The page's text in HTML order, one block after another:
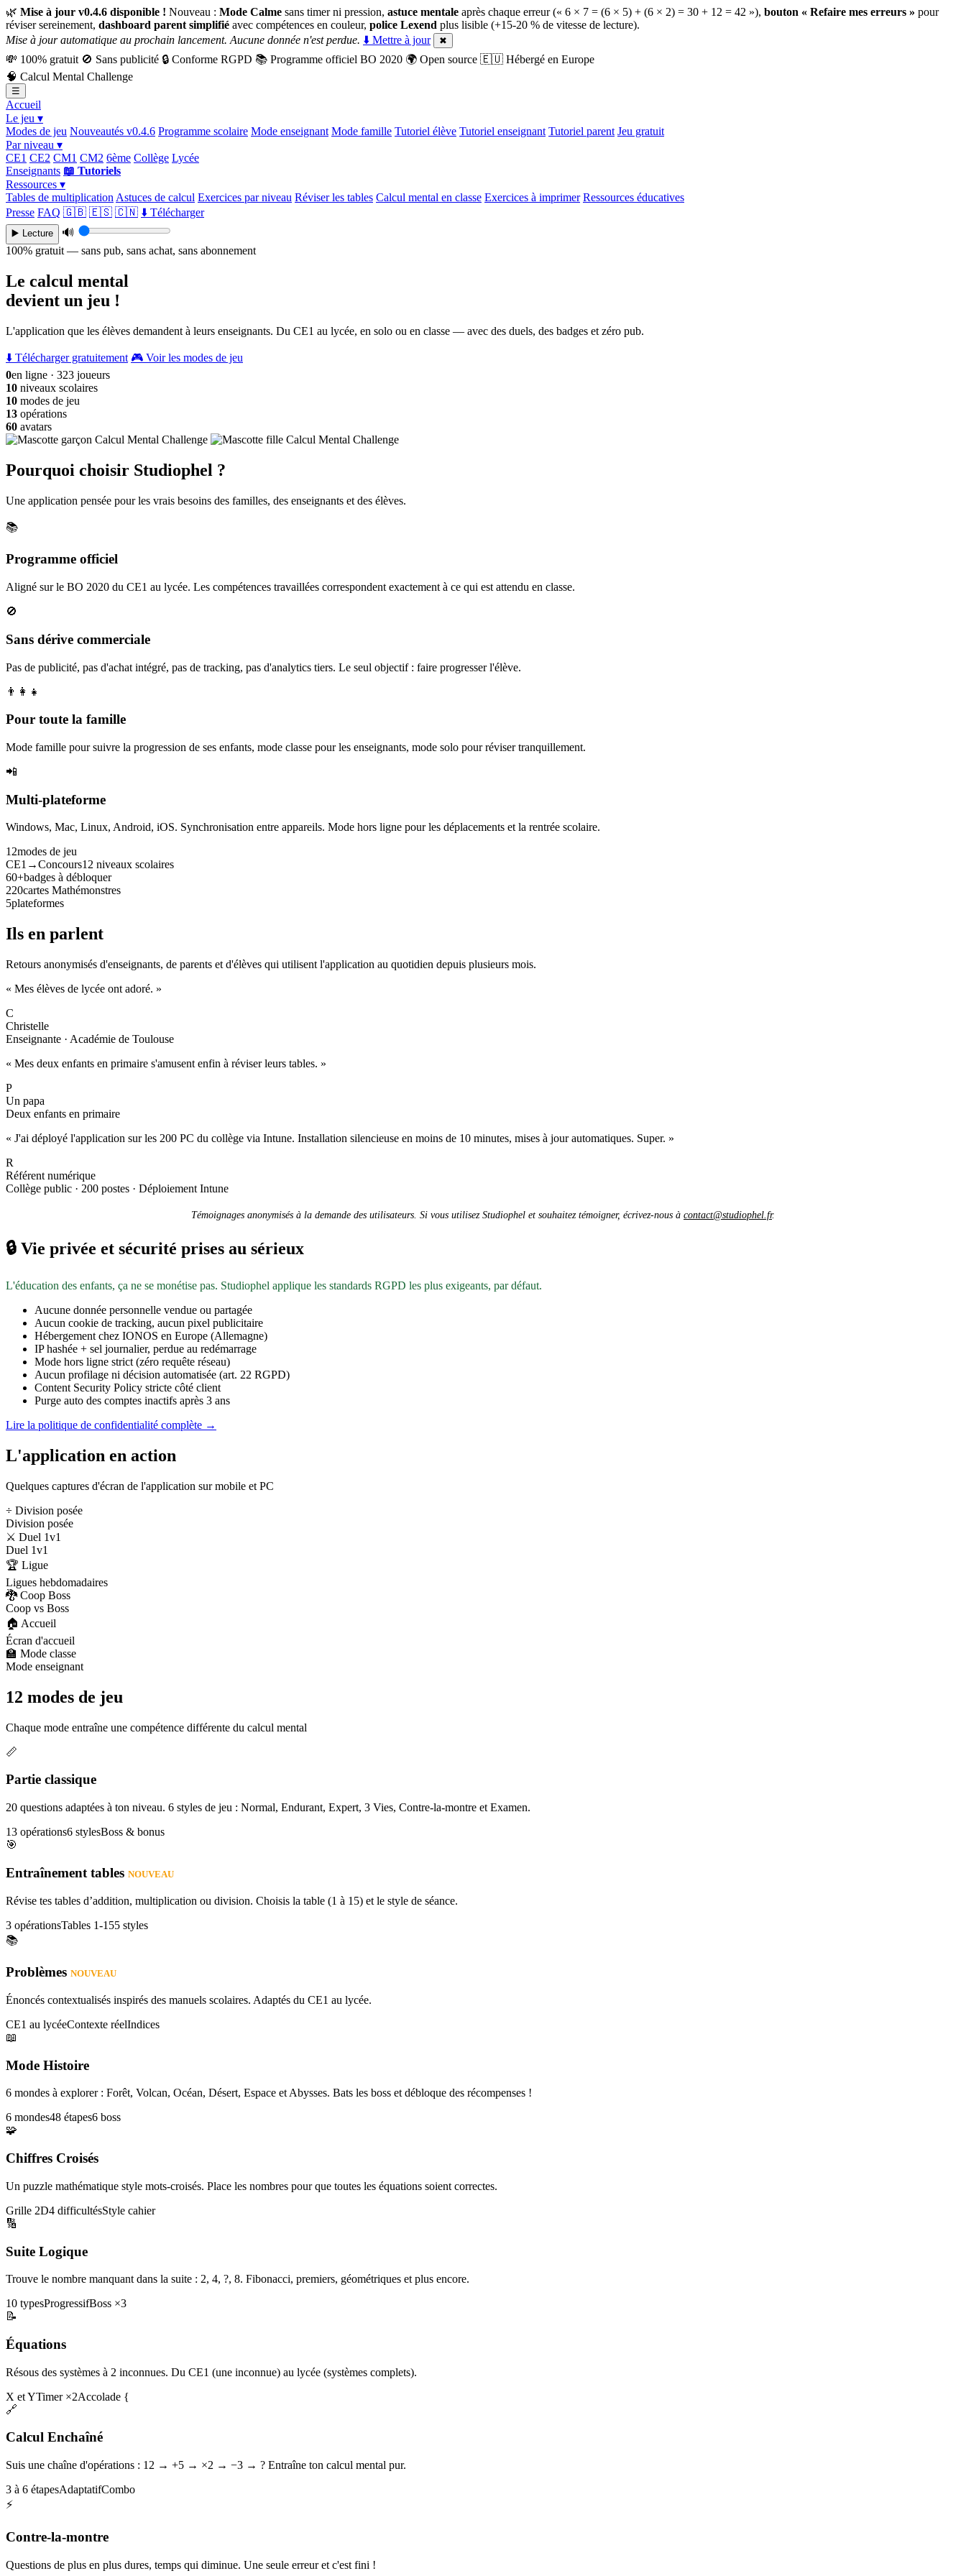
🌿 Mise à jour v0.4.6 disponible ! Nouveau : Mode Calme sans timer ni pression, astuce mentale après chaque erreur (« 6 × 7 = (6 × 5) + (6 × 2) = 30 + 12 = 42 »), bouton « Refaire mes erreurs » pour
réviser sereinement, dashboard parent simplifié avec compétences en couleur, police Lexend plus lisible (+15-20 % de vitesse de lecture).
Mise à jour automatique au prochain lancement. Aucune donnée n'est perdue. ⬇️ Mettre à jour ✖
💸 100% gratuit 🚫 Sans publicité 🔒 Conforme RGPD 📚 Programme officiel BO 2020 🌍 Open source 🇪🇺 Hébergé en Europe
🧠 Calcul Mental Challenge
☰
Accueil
Le jeu ▾
Modes de jeu Nouveautés v0.4.6 Programme scolaire Mode enseignant Mode famille Tutoriel élève Tutoriel enseignant Tutoriel parent Jeu gratuit
Par niveau ▾
CE1 CE2 CM1 CM2 6ème Collège Lycée
Enseignants 📖 Tutoriels
Ressources ▾
Tables de multiplication Astuces de calcul Exercices par niveau Réviser les tables Calcul mental en classe Exercices à imprimer Ressources éducatives
Presse FAQ 🇬🇧 🇪🇸 🇨🇳 ⬇️ Télécharger
▶️ Lecture
🔊
100% gratuit — sans pub, sans achat, sans abonnement
Le calcul mental
devient un jeu !
L'application que les élèves demandent à leurs enseignants. Du CE1 au lycée, en solo ou en classe — avec des duels, des badges et zéro pub.
⬇️ Télécharger gratuitement 🎮 Voir les modes de jeu
0en ligne · 323 joueurs
10 niveaux scolaires
10 modes de jeu
13 opérations
60 avatars
Pourquoi choisir Studiophel ?
Une application pensée pour les vrais besoins des familles, des enseignants et des élèves.
📚
Programme officiel
Aligné sur le BO 2020 du CE1 au lycée. Les compétences travaillées correspondent exactement à ce qui est attendu en classe.
🚫
Sans dérive commerciale
Pas de publicité, pas d'achat intégré, pas de tracking, pas d'analytics tiers. Le seul objectif : faire progresser l'élève.
👨‍👩‍👧
Pour toute la famille
Mode famille pour suivre la progression de ses enfants, mode classe pour les enseignants, mode solo pour réviser tranquillement.
📲
Multi-plateforme
Windows, Mac, Linux, Android, iOS. Synchronisation entre appareils. Mode hors ligne pour les déplacements et la rentrée scolaire.
12modes de jeu
CE1→Concours12 niveaux scolaires
60+badges à débloquer
220cartes Mathémonstres
5plateformes
Ils en parlent
Retours anonymisés d'enseignants, de parents et d'élèves qui utilisent l'application au quotidien depuis plusieurs mois.
« Mes élèves de lycée ont adoré. »
C
Christelle
Enseignante · Académie de Toulouse
« Mes deux enfants en primaire s'amusent enfin à réviser leurs tables. »
P
Un papa
Deux enfants en primaire
« J'ai déployé l'application sur les 200 PC du collège via Intune. Installation silencieuse en moins de 10 minutes, mises à jour automatiques. Super. »
R
Référent numérique
Collège public · 200 postes · Déploiement Intune
Témoignages anonymisés à la demande des utilisateurs. Si vous utilisez Studiophel et souhaitez témoigner, écrivez-nous à contact@studiophel.fr.
🔒 Vie privée et sécurité prises au sérieux
L'éducation des enfants, ça ne se monétise pas. Studiophel applique les standards RGPD les plus exigeants, par défaut.
Aucune donnée personnelle vendue ou partagée
Aucun cookie de tracking, aucun pixel publicitaire
Hébergement chez IONOS en Europe (Allemagne)
IP hashée + sel journalier, perdue au redémarrage
Mode hors ligne strict (zéro requête réseau)
Aucun profilage ni décision automatisée (art. 22 RGPD)
Content Security Policy stricte côté client
Purge auto des comptes inactifs après 3 ans
Lire la politique de confidentialité complète →
L'application en action
Quelques captures d'écran de l'application sur mobile et PC
÷ Division posée
Division posée
⚔️ Duel 1v1
Duel 1v1
🏆 Ligue
Ligues hebdomadaires
🐉 Coop Boss
Coop vs Boss
🏠 Accueil
Écran d'accueil
🏫 Mode classe
Mode enseignant
12 modes de jeu
Chaque mode entraîne une compétence différente du calcul mental
📏
Partie classique
20 questions adaptées à ton niveau. 6 styles de jeu : Normal, Endurant, Expert, 3 Vies, Contre-la-montre et Examen.
13 opérations6 stylesBoss & bonus
🎯
Entraînement tables NOUVEAU
Révise tes tables d’addition, multiplication ou division. Choisis la table (1 à 15) et le style de séance.
3 opérationsTables 1-155 styles
📚
Problèmes NOUVEAU
Énoncés contextualisés inspirés des manuels scolaires. Adaptés du CE1 au lycée.
CE1 au lycéeContexte réelIndices
📖
Mode Histoire
6 mondes à explorer : Forêt, Volcan, Océan, Désert, Espace et Abysses. Bats les boss et débloque des récompenses !
6 mondes48 étapes6 boss
🧩
Chiffres Croisés
Un puzzle mathématique style mots-croisés. Place les nombres pour que toutes les équations soient correctes.
Grille 2D4 difficultésStyle cahier
🔢
Suite Logique
Trouve le nombre manquant dans la suite : 2, 4, ?, 8. Fibonacci, premiers, géométriques et plus encore.
10 typesProgressifBoss ×3
📝
Équations
Résous des systèmes à 2 inconnues. Du CE1 (une inconnue) au lycée (systèmes complets).
X et YTimer ×2Accolade {
🔗
Calcul Enchaîné
Suis une chaîne d'opérations : 12 → +5 → ×2 → −3 → ? Entraîne ton calcul mental pur.
3 à 6 étapesAdaptatifCombo
⚡
Contre-la-montre
Questions de plus en plus dures, temps qui diminue. Une seule erreur et c'est fini !